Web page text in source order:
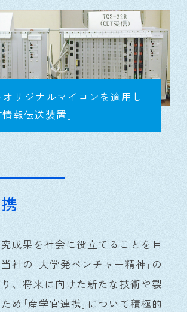
リジナルマイコンを適用し
報伝送装置」
成果を社会に役立てることを目
社の｢大学発ベンチャー精神｣の
、将来に向けた新たな技術や製
め｢産学官連携｣について積極的